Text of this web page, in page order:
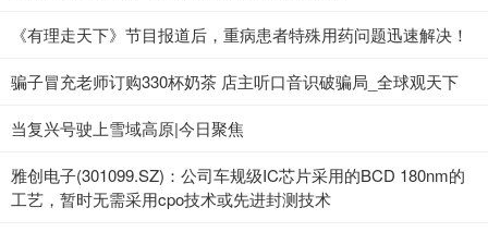
《有理走天下》节目报道后，重病患者特殊用药问题迅速解决！
骗子冒充老师订购330杯奶茶 店主听口音识破骗局_全球观天下
当复兴号驶上雪域高原|今日聚焦
雅创电子(301099.SZ)：公司车规级IC芯片采用的BCD 180nm的
工艺，暂时无需采用cpo技术或先进封测技术